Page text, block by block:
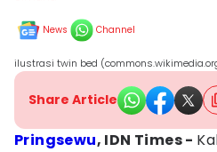
News Channel
ilustrasi twin bed
Share Article
Pringsewu, IDN Times -